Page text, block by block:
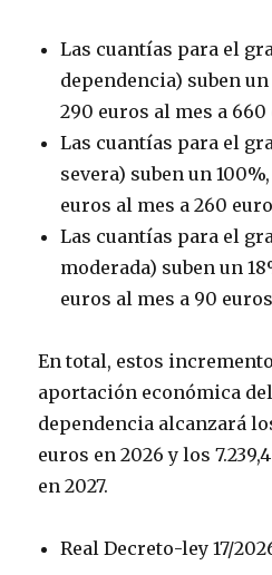
Las cuantías para el
dependencia) suben un
290 euros al mes a
Las cuantías para el
severa) suben un
euros al mes a 260
Las cuantías para el
moderada) suben un
euros al mes a 90
En total, estos
aportación económica
dependencia alcanzará
euros en 2026 y los
en 2027.
Real Decreto-ley 17/